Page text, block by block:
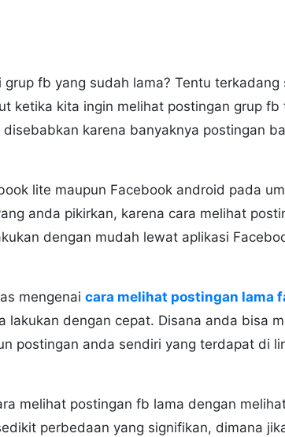
fb yang sudah lama? Tentu terkadang
ketika kita ingin melihat postingan grup fb
karena banyaknya postingan
lite maupun Facebook android pada
anda pikirkan, karena cara melihat
dengan mudah lewat aplikasi
mengenai cara melihat postingan lama
lakukan dengan cepat. Disana anda bisa
postingan anda sendiri yang terdapat di
melihat postingan fb lama dengan
perbedaan yang signifikan, dimana